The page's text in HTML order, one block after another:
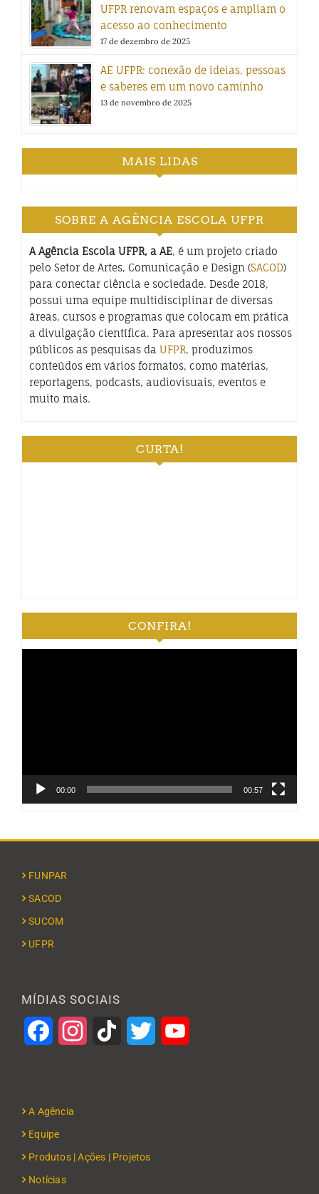
UFPR renovam espaços e ampliam o
acesso ao conhecimento
17 de dezembro de 2025
AE UFPR: conexão de ideias, pessoas
e saberes em um novo caminho
13 de novembro de 2025
MAIS LIDAS
SOBRE A AGÊNCIA ESCOLA UFPR
A Agência Escola UFPR, a AE, é um projeto criado
pelo Setor de Artes, Comunicação e Design (SACOD)
para conectar ciência e sociedade. Desde 2018,
possui uma equipe multidisciplinar de diversas
áreas, cursos e programas que colocam em prática
a divulgação científica. Para apresentar aos nossos
públicos as pesquisas da UFPR, produzimos
conteúdos em vários formatos, como matérias,
reportagens, podcasts, audiovisuais, eventos e
muito mais.
CURTA!
CONFIRA!
00:00 00:57
FUNPAR
SACOD
SUCOM
UFPR
MÍDIAS SOCIAIS
FacebookInstagramTikTok Twitter
A Agência
Equipe
Produtos | Ações | Projetos
Notícias